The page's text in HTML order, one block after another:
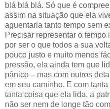
blá blá blá. Só que é
assim na situação que ela
aguentaria tanto tempo sem
Precisar representar o tempo
por ser o que todos a sua
pouco justo e muito menos
pressão, ela ainda tem que
pânico – mas com outros
em seu caminho. E com
tanta coisa que ela lida, a
não ser nem de longe tão